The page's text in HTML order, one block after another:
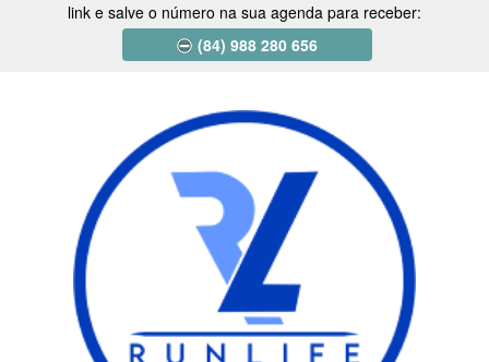
link e salve o número na sua agenda para receber:
(84) 988 280 656